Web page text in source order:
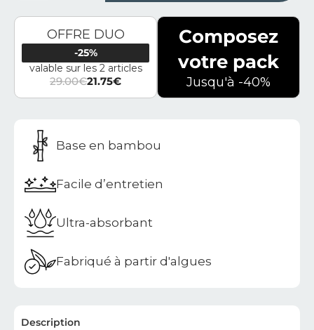
OFFRE DUO
-25%
valable sur les 2 articles
29.00€
Le prix initial était : 29.00€.
21.75€
Le prix actuel est : 21.75€.
Composez
votre pack
Jusqu'à -40%
Base en bambou
Facile d’entretien
Ultra-absorbant
Fabriqué à partir d'algues
Description